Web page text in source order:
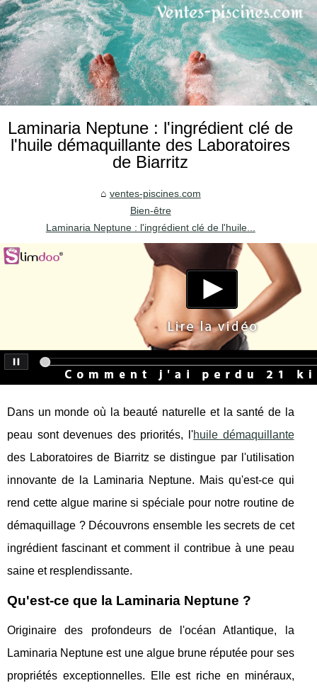
Laminaria Neptune : l'ingrédient clé de
l'huile démaquillante des Laboratoires
de Biarritz
ventes-piscines.com
Bien-être
Laminaria Neptune : l'ingrédient clé de l'huile...
Dans un monde où la beauté naturelle et la santé de la
peau sont devenues des priorités, l'huile démaquillante
des Laboratoires de Biarritz se distingue par l'utilisation
innovante de la Laminaria Neptune. Mais qu'est-ce qui
rend cette algue marine si spéciale pour notre routine de
démaquillage ? Découvrons ensemble les secrets de cet
ingrédient fascinant et comment il contribue à une peau
saine et resplendissante.
Qu'est-ce que la Laminaria Neptune ?
Originaire des profondeurs de l'océan Atlantique, la
Laminaria Neptune est une algue brune réputée pour ses
propriétés exceptionnelles. Elle est riche en minéraux,